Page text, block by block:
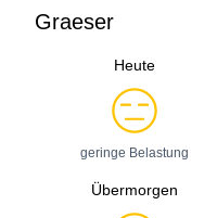
Graeser
Heute
geringe Belastung
Übermorgen